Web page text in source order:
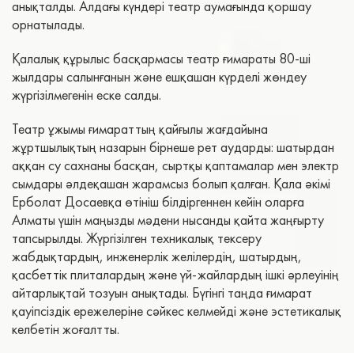
анықталды. Алдағы күндері театр аумағында қоршау
орнатылады.
​Қалалық құрылыс басқармасы театр ғимараты 80-ші
жылдары салынғанын және ешқашан күрделі жөндеу
жүргізілмегенін еске салды.
Театр ұжымы ғимараттың қайғылы жағдайына
жұртшылықтың назарын бірнеше рет аударды: шатырдан
аққан су сахнаны басқан, сыртқы қаптамалар мен электр
сымдары әлдеқашан жарамсыз болып қалған. Қала әкімі
Ерболат Досаевқа өтініш білдіргеннен кейін оларға
Алматы үшін маңызды мәдени нысанды қайта жаңғырту
тапсырылды. Жүргізілген техникалық тексеру
жабдықтардың, инженерлік желілердің, шатырдың,
қасбеттік плиталардың және үй-жайлардың ішкі әрлеуінің
айтарлықтай тозуын анықтады. Бүгінгі таңда ғимарат
қауіпсіздік ережелеріне сәйкес келмейді және эстетикалық
келбетін жоғалтты.